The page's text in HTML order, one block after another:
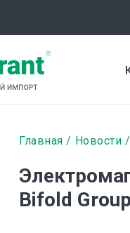
Строка
Главная Новости
Bifold Group